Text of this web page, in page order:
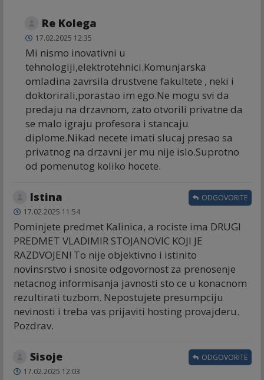
Re Kolega
17.02.2025 12:35
Mi nismo inovativni u
tehnologiji,elektrotehnici.Komunjarska
omladina zavrsila drustvene fakultete , neki i
doktorirali,porastao im ego.Ne mogu svi da
predaju na drzavnom, zato otvorili privatne da
se malo igraju profesora i stancaju
diplome.Nikad necete imati slucaj presao sa
privatnog na drzavni jer mu nije islo.Suprotno
od pomenutog koliko hocete.
Istina
17.02.2025 11:54
Pominjete predmet Kalinica, a rociste ima DRUGI
PREDMET VLADIMIR STOJANOVIC KOJI JE
RAZDVOJEN! To nije objektivno i istinito
novinsrstvo i snosite odgovornost za prenosenje
netacnog informisanja javnosti sto ce u konacnom
rezultirati tuzbom. Nepostujete presumpciju
nevinosti i treba vas prijaviti hosting provajderu.
Pozdrav.
ODGOVORITE
Sisoje
17.02.2025 12:03
ODGOVORITE